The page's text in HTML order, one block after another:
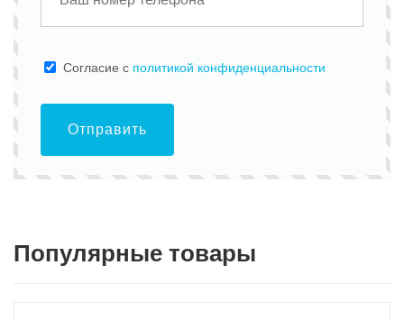
Cогласие с политикой конфиденциальности
Отправить
Популярные товары